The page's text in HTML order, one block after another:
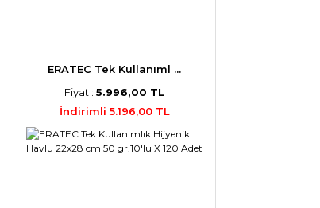
ERATEC Tek Kullanıml ...
Fiyat : 5.996,00 TL
İndirimli 5.196,00 TL